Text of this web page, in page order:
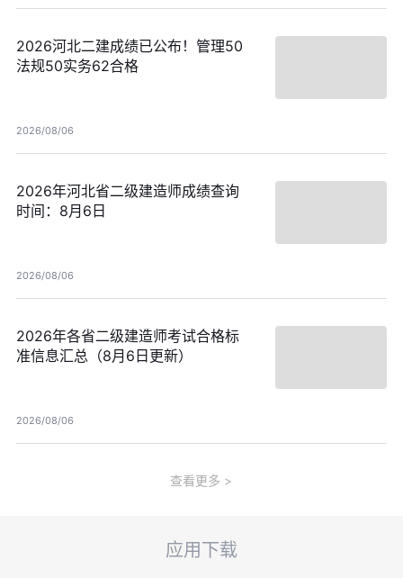
2026河北二建成绩已公布！管理50
法规50实务62合格
2026/08/06
2026年河北省二级建造师成绩查询
时间：8月6日
2026/08/06
2026年各省二级建造师考试合格标
准信息汇总（8月6日更新）
2026/08/06
查看更多
应用下载